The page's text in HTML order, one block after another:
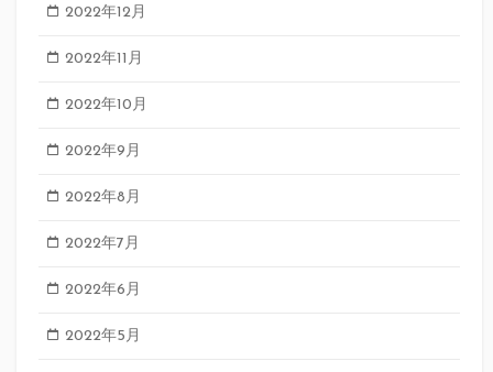
2022年12月
2022年11月
2022年10月
2022年9月
2022年8月
2022年7月
2022年6月
2022年5月